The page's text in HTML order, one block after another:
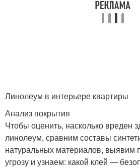
Линолеум в интерьере квартиры
Анализ покрытия
Чтобы оценить, насколько вреден
линолеум, сравним составы
натуральных материалов, выявим
угрозу и узнаем: какой клей —